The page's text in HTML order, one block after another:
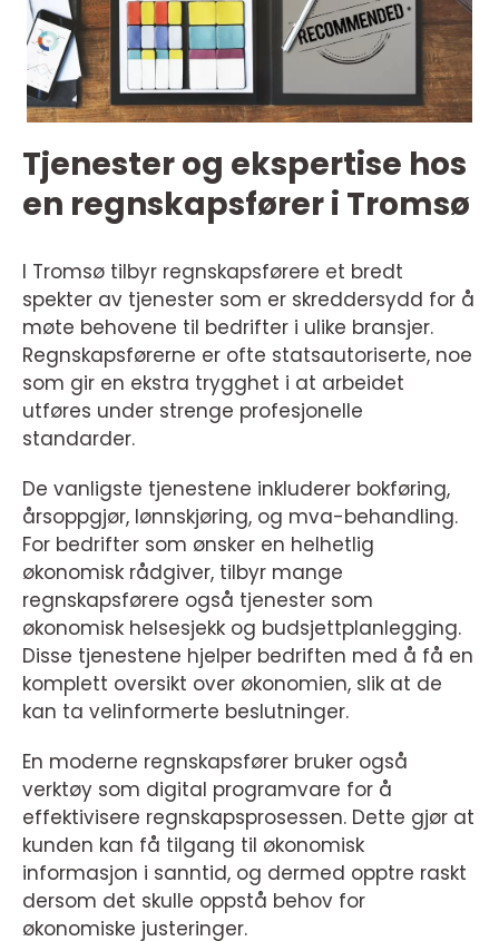
Tjenester og ekspertise hos
en regnskapsfører i Tromsø
I Tromsø tilbyr regnskapsførere et bredt
spekter av tjenester som er skreddersydd for å
møte behovene til bedrifter i ulike bransjer.
Regnskapsførerne er ofte statsautoriserte, noe
som gir en ekstra trygghet i at arbeidet
utføres under strenge profesjonelle
standarder.
De vanligste tjenestene inkluderer bokføring,
årsoppgjør, lønnskjøring, og mva-behandling.
For bedrifter som ønsker en helhetlig
økonomisk rådgiver, tilbyr mange
regnskapsførere også tjenester som
økonomisk helsesjekk og budsjettplanlegging.
Disse tjenestene hjelper bedriften med å få en
komplett oversikt over økonomien, slik at de
kan ta velinformerte beslutninger.
En moderne regnskapsfører bruker også
verktøy som digital programvare for å
effektivisere regnskapsprosessen. Dette gjør at
kunden kan få tilgang til økonomisk
informasjon i sanntid, og dermed opptre raskt
dersom det skulle oppstå behov for
økonomiske justeringer.